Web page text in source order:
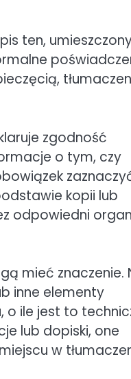
ten,
zgodność
o tym, czy
kopii lub
odpowiedni organ
mieć znaczenie.
inne elementy
o ile jest to
lub dopiski, one
w